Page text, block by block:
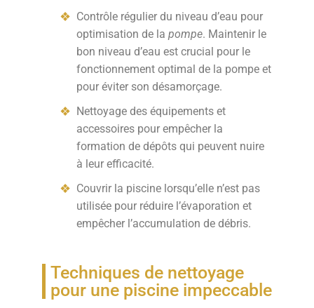
Contrôle régulier du niveau d’eau pour
optimisation de la pompe. Maintenir le
bon niveau d’eau est crucial pour le
fonctionnement optimal de la pompe et
pour éviter son désamorçage.
Nettoyage des équipements et
accessoires pour empêcher la
formation de dépôts qui peuvent nuire
à leur efficacité.
Couvrir la piscine lorsqu’elle n’est pas
utilisée pour réduire l’évaporation et
empêcher l’accumulation de débris.
Techniques de nettoyage
pour une piscine impeccable